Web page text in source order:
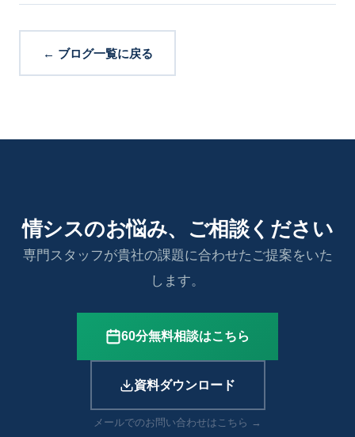
← ブログ一覧に戻る
情シスのお悩み、ご相談ください
専門スタッフが貴社の課題に合わせたご提案をいた
します。
60分無料相談はこちら
資料ダウンロード
メールでのお問い合わせはこちら →